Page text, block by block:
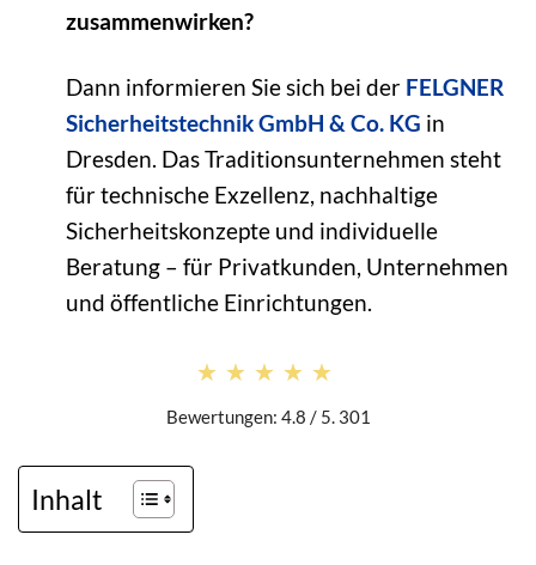
zusammenwirken?
Dann informieren Sie sich bei der FELGNER
Sicherheitstechnik GmbH & Co. KG in
Dresden. Das Traditionsunternehmen steht
für technische Exzellenz, nachhaltige
Sicherheitskonzepte und individuelle
Beratung – für Privatkunden, Unternehmen
und öffentliche Einrichtungen.
★★★★★
★★★★★
Bewertungen: 4.8 / 5. 301
Inhalt